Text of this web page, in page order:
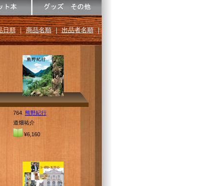
日順｜商品名順｜出品者名順｜
764. 熊野紀行
道畑祐介
¥6,160